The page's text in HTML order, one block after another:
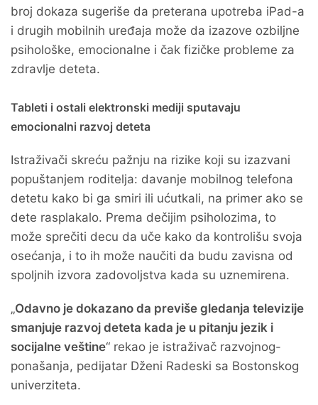
broj dokaza sugeriše da preterana upotreba iPad-a
i drugih mobilnih uređaja može da izazove ozbiljne
psihološke, emocionalne i čak fizičke probleme za
zdravlje deteta.
Tableti i ostali elektronski mediji sputavaju
emocionalni razvoj deteta
Istraživači skreću pažnju na rizike koji su izazvani
popuštanjem roditelja: davanje mobilnog telefona
detetu kako bi ga smiri ili ućutkali, na primer ako se
dete rasplakalo. Prema dečijim psiholozima, to
može sprečiti decu da uče kako da kontrolišu svoja
osećanja, i to ih može naučiti da budu zavisna od
spoljnih izvora zadovoljstva kada su uznemirena.
„Odavno je dokazano da previše gledanja televizije
smanjuje razvoj deteta kada je u pitanju jezik i
socijalne veštine“ rekao je istraživač razvojnog-
ponašanja, pedijatar Dženi Radeski sa Bostonskog
univerziteta.